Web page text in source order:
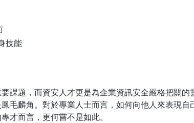
技能
課題，而資安人才更是為企業資訊安全嚴格把關的
毛麟角。對於專業人士而言，如何向他人來表現自
才而言，更何嘗不是如此。